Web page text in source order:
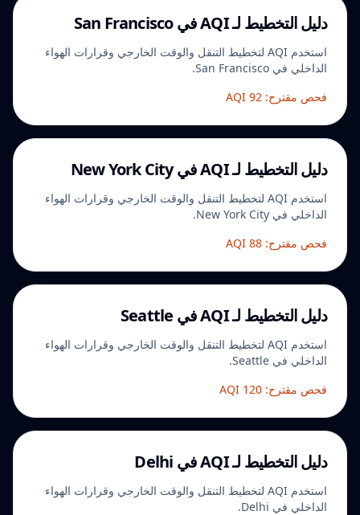
دليل التخطيط لـ AQI في San Francisco
استخدم AQI لتخطيط التنقل والوقت الخارجي وقرارات الهواء
الداخلي في San Francisco.
فحص مقترح: AQI 92
دليل التخطيط لـ AQI في New York City
استخدم AQI لتخطيط التنقل والوقت الخارجي وقرارات الهواء
الداخلي في New York City.
فحص مقترح: AQI 88
دليل التخطيط لـ AQI في Seattle
استخدم AQI لتخطيط التنقل والوقت الخارجي وقرارات الهواء
الداخلي في Seattle.
فحص مقترح: AQI 120
دليل التخطيط لـ AQI في Delhi
استخدم AQI لتخطيط التنقل والوقت الخارجي وقرارات الهواء
الداخلي في Delhi.